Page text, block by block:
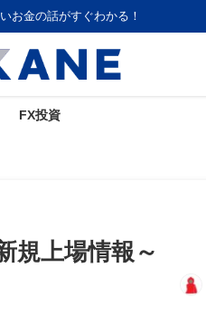
お金の話がすぐわかる！
FX投資
規上場情報～